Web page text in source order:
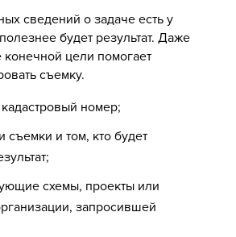
сведений о задаче есть у
будет результат. Даже
конечной цели помогает
съемку.
номер;
съемки и том, кто будет
схемы, проекты или
запросившей